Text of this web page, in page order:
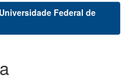
Federal de